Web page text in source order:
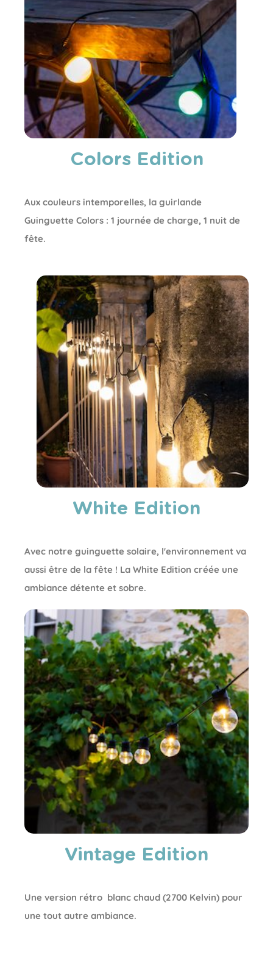
Colors Edition
Aux couleurs intemporelles, la guirlande
Guinguette Colors : 1 journée de charge, 1 nuit de
fête.
White Edition
Avec notre guinguette solaire, l'environnement va
aussi être de la fête ! La White Edition créée une
ambiance détente et sobre.
Vintage Edition
Une version rétro blanc chaud (2700 Kelvin) pour
une tout autre ambiance.